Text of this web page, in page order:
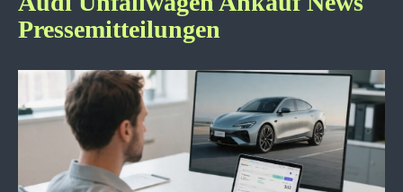
Pressemitteilungen